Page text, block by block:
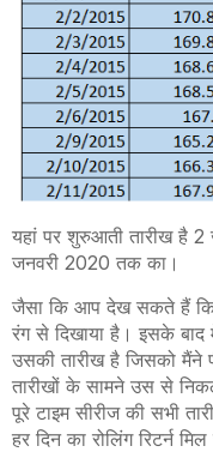
यहां पर शुरुआती तारीख है
जनवरी 2020 तक का।
जैसा कि आप देख सकते हैं
रंग से दिखाया है। इसके
उसकी तारीख है जिसको मैंने
तारीखों के सामने उस से
पूरे टाइम सीरीज की सभी
हर दिन का रोलिंग रिटर्न मिल